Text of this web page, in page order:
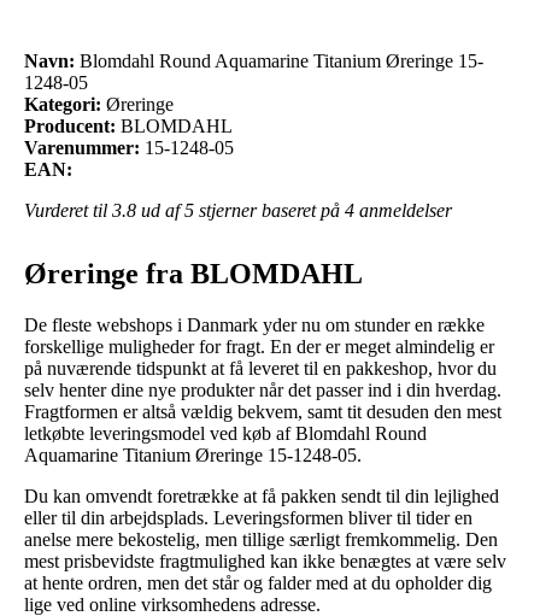
Navn: Blomdahl Round Aquamarine Titanium Øreringe 15-
1248-05
Kategori: Øreringe
Producent: BLOMDAHL
Varenummer: 15-1248-05
EAN:
Vurderet til 3.8 ud af 5 stjerner baseret på 4 anmeldelser
Øreringe fra BLOMDAHL
De fleste webshops i Danmark yder nu om stunder en række
forskellige muligheder for fragt. En der er meget almindelig er
på nuværende tidspunkt at få leveret til en pakkeshop, hvor du
selv henter dine nye produkter når det passer ind i din hverdag.
Fragtformen er altså vældig bekvem, samt tit desuden den mest
letkøbte leveringsmodel ved køb af Blomdahl Round
Aquamarine Titanium Øreringe 15-1248-05.
Du kan omvendt foretrække at få pakken sendt til din lejlighed
eller til din arbejdsplads. Leveringsformen bliver til tider en
anelse mere bekostelig, men tillige særligt fremkommelig. Den
mest prisbevidste fragtmulighed kan ikke benægtes at være selv
at hente ordren, men det står og falder med at du opholder dig
lige ved online virksomhedens adresse.